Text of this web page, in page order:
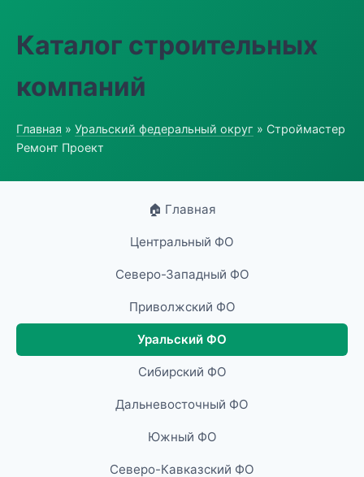
Каталог строительных
компаний
Главная » Уральский федеральный округ » Строймастер
Ремонт Проект
🏠 Главная
Центральный ФО
Северо-Западный ФО
Приволжский ФО
Уральский ФО
Сибирский ФО
Дальневосточный ФО
Южный ФО
Северо-Кавказский ФО